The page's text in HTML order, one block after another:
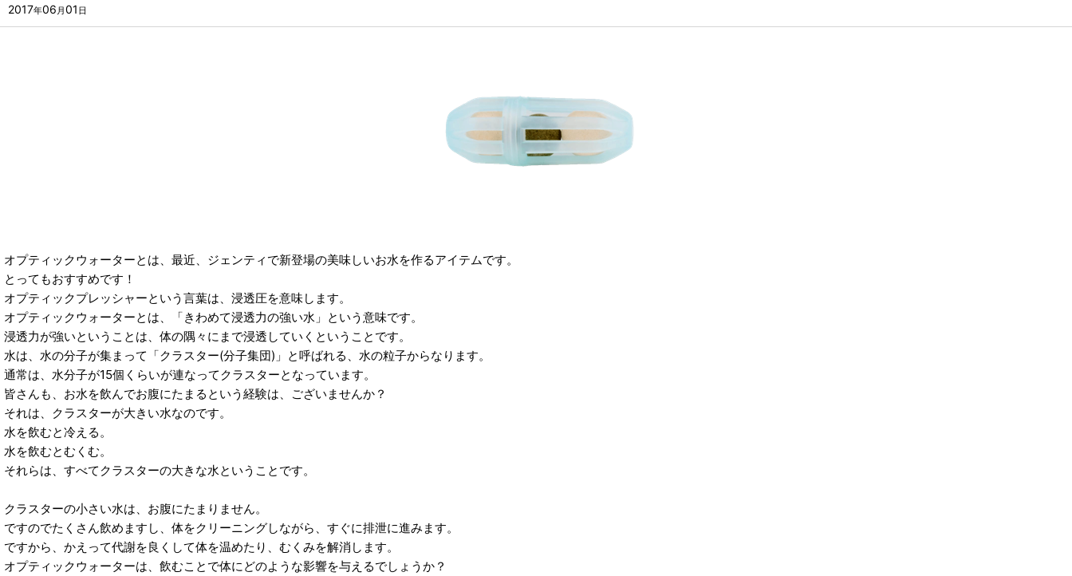
2017年06 月 01 日
オプティックウォーターとは、最近、ジェンティで新登場の美味しいお水を作るアイテムです。
とってもおすすめです！
オプティックプレッシャーという言葉は、浸透圧を意味します。
オプティックウォーターとは、「きわめて浸透力の強い水」という意味です。
浸透力が強いということは、体の隅々にまで浸透していくということです。
水は、水の分子が集まって「クラスター(分子集団)」と呼ばれる、水の粒子からなります。
通常は、水分子が15個くらいが連なってクラスターとなっています。
皆さんも、お水を飲んでお腹にたまるという経験は、ございませんか？
それは、クラスターが大きい水なのです。
水を飲むと冷える。
水を飲むとむくむ。
それらは、すべてクラスターの大きな水ということです。
クラスターの小さい水は、お腹にたまりません。
ですのでたくさん飲めますし、体をクリーニングしながら、すぐに排泄に進みます。
ですから、かえって代謝を良くして体を温めたり、むくみを解消します。
オプティックウォーターは、飲むことで体にどのような影響を与えるでしょうか？